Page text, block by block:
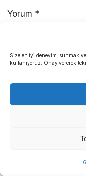
Size en iyi deneyimi sunmak
kullanıyoruz. Onay vererek
Yorum *
Ad
Daha sonraki
posta adresim ve